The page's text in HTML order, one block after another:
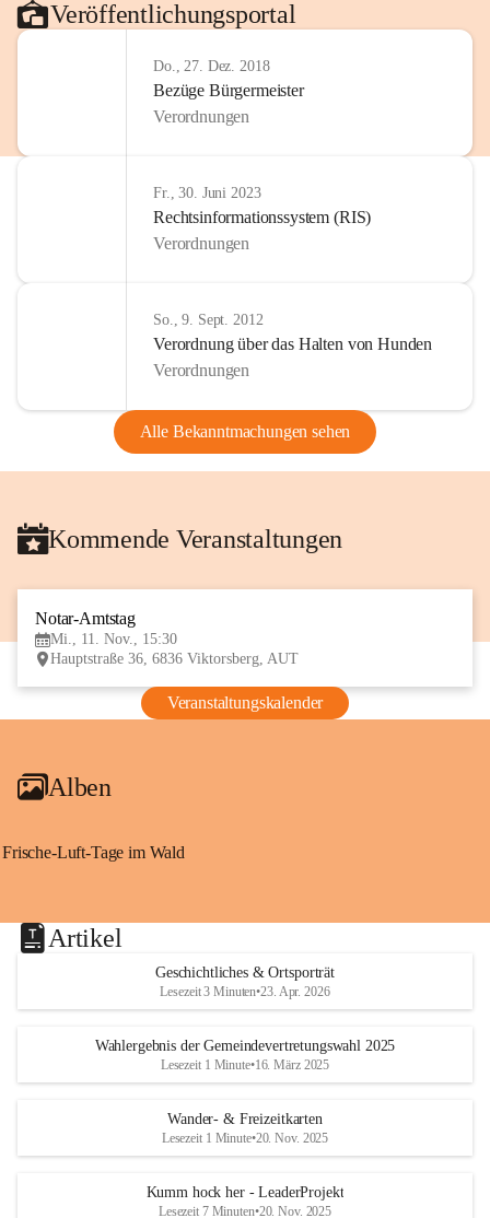
Veröffentlichungsportal
Do., 27. Dez. 2018
Bezüge Bürgermeister
Verordnungen
Fr., 30. Juni 2023
Rechtsinformationssystem (RIS)
Verordnungen
So., 9. Sept. 2012
Verordnung über das Halten von Hunden
Verordnungen
Alle Bekanntmachungen sehen
Kommende Veranstaltungen
Notar-Amtstag
Mi., 11. Nov., 15:30
Hauptstraße 36, 6836 Viktorsberg, AUT
Veranstaltungskalender
Alben
Frische-Luft-Tage im Wald
Artikel
Geschichtliches & Ortsporträt
Lesezeit 3 Minuten•23. Apr. 2026
Wahlergebnis der Gemeindevertretungswahl 2025
Lesezeit 1 Minute•16. März 2025
Wander- & Freizeitkarten
Lesezeit 1 Minute•20. Nov. 2025
Kumm hock her - LeaderProjekt
Lesezeit 7 Minuten•20. Nov. 2025